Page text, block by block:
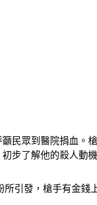
民眾到醫院捐血
步了解他的殺人動
引發，槍手有金錢